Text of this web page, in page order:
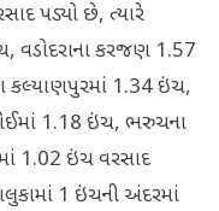
પડ્યો છે, ત્યારે
વડોદરાના કરજણ 1.57
કલ્યાણપુરમાં 1.34 ઇંચ,
1.18 ઇંચ, ભરુચના
1.02 ઇંચ વરસાદ
1 ઇંચની અંદરમાં